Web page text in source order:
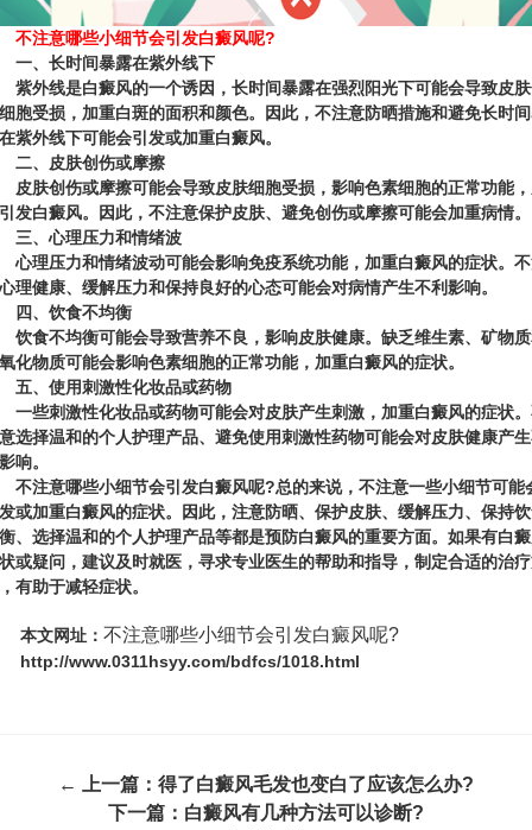
意哪些小细节会引发白癜风呢?
长时间暴露在紫外线下
线是白癜风的一个诱因，长时间暴露在强烈阳光下可能会导致皮
胞受损，加重白斑的面积和颜色。因此，不注意防晒措施和避免长时
紫外线下可能会引发或加重白癜风。
皮肤创伤或摩擦
创伤或摩擦可能会导致皮肤细胞受损，影响色素细胞的正常功能
发白癜风。因此，不注意保护皮肤、避免创伤或摩擦可能会加重病情。
心理压力和情绪波
压力和情绪波动可能会影响免疫系统功能，加重白癜风的症状。
理健康、缓解压力和保持良好的心态可能会对病情产生不利影响。
、饮食不均衡
不均衡可能会导致营养不良，影响皮肤健康。缺乏维生素、矿物
化物质可能会影响色素细胞的正常功能，加重白癜风的症状。
使用刺激性化妆品或药物
刺激性化妆品或药物可能会对皮肤产生刺激，加重白癜风的症状
选择温和的个人护理产品、避免使用刺激性药物可能会对皮肤健康产
响。
不注意哪些小细节会引发白癜风呢?总的来说，不注意一些小细节可能
或加重白癜风的症状。因此，注意防晒、保护皮肤、缓解压力、保持
、选择温和的个人护理产品等都是预防白癜风的重要方面。如果有白
或疑问，建议及时就医，寻求专业医生的帮助和指导，制定合适的治
有助于减轻症状。
本文网址： 不注意哪些小细节会引发白癜风呢?
http://www.0311hsyy.com/bdfcs/1018.html
← 上一篇： 得了白癜风毛发也变白了应该怎么办?
下一篇： 白癜风有几种方法可以诊断?